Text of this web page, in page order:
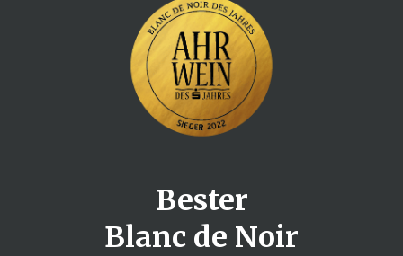
Bester
Blanc de Noir